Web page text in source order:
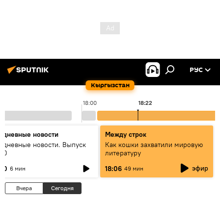
Кыргызстан
РУС
18:00 18:22
новости
новости. Выпуск
6 мин
Между строк
Как кошки захватили мировую
литературу
18:06 49 мин эфир
Вчера Сегодня